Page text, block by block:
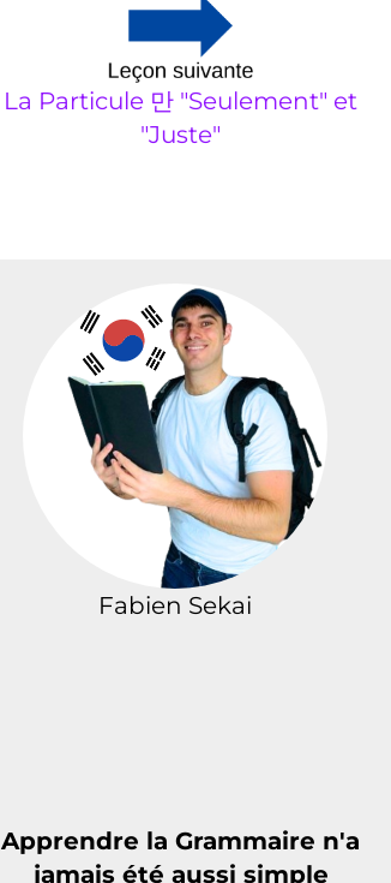
La Particule 만 "Seulement" et
"Juste"
Fabien Sekai
Apprendre la Grammaire n'a
jamais été aussi simple